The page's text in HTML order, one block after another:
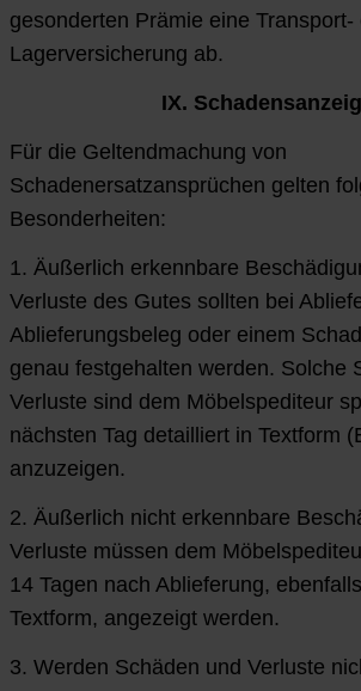
gesonderten Prämie eine Transport-
Lagerversicherung ab.
IX.
Für die Geltendmachung von
Schadenersatzansprüchen gelten
Besonderheiten:
1. Äußerlich erkennbare
Verluste des Gutes sollten bei
Ablieferungsbeleg oder einem
genau festgehalten werden. Solche
Verluste sind dem Möbelspediteur
nächsten Tag detailliert in Textform
anzuzeigen.
2. Äußerlich nicht erkennbare
Verluste müssen dem
14 Tagen nach Ablieferung,
Textform, angezeigt werden.
3. Werden Schäden und Verluste